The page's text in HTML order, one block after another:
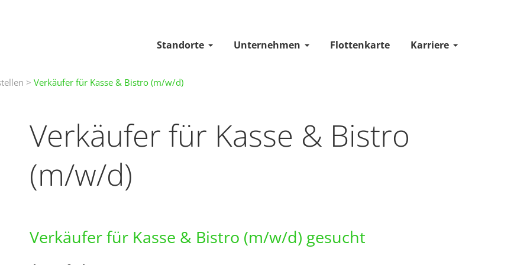
Standorte Unternehmen Flottenkarte Karriere
> Verkäufer für Kasse & Bistro (m/w/d)
Verkäufer für Kasse & Bistro
(m/w/d)
Verkäufer für Kasse & Bistro (m/w/d) gesucht